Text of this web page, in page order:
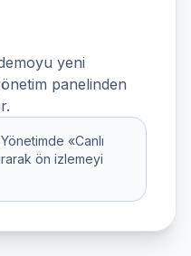
yeni
panelinden
«Canlı
ön izlemeyi